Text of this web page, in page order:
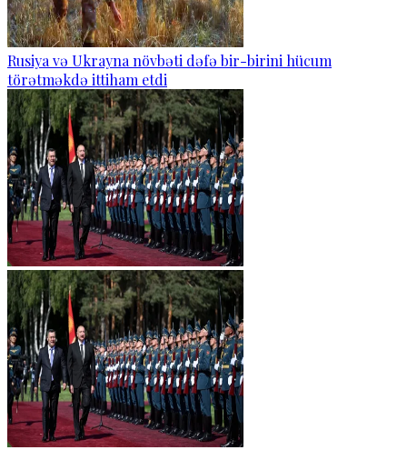
Rusiya və Ukrayna növbəti dəfə bir-birini hücum
törətməkdə ittiham etdi